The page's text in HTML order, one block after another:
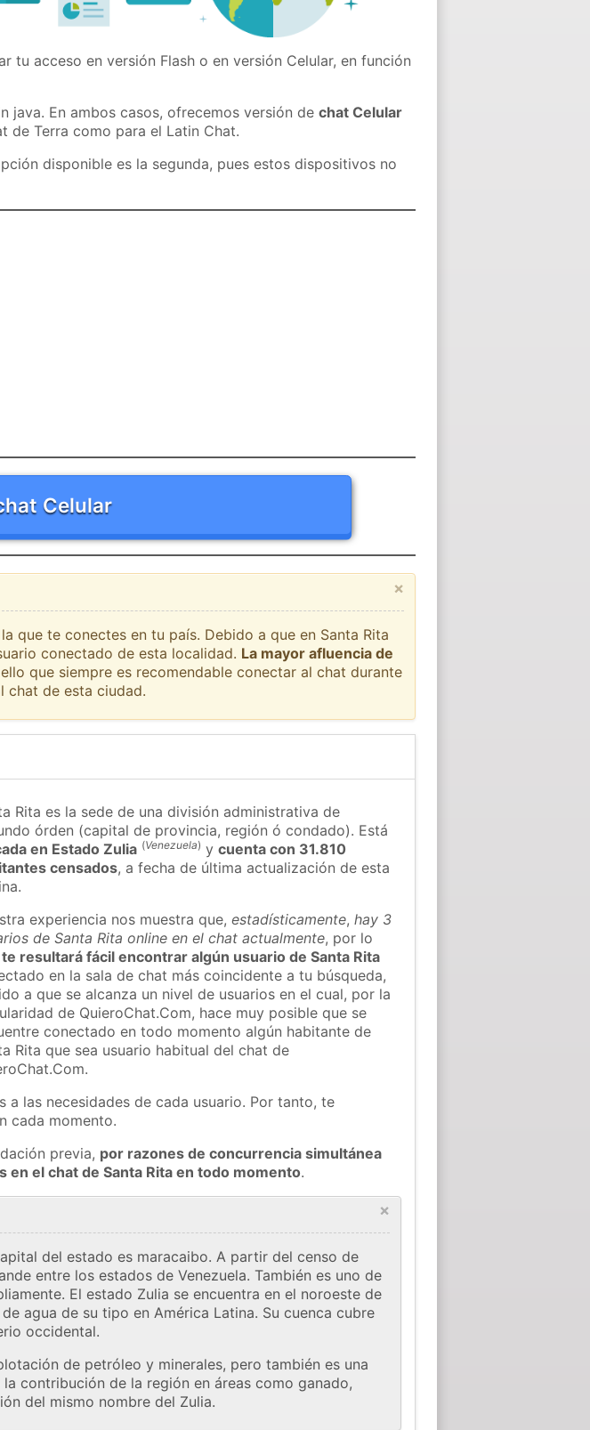
tu acceso en versión Flash o en versión Celular, en función
java. En ambos casos, ofrecemos versión dechat Celular
de Terra como para el Latin Chat.
disponible es la segunda, pues estos dispositivos no
Celular
×
que te conectes en tu país. Debido a que en Santa Rita
conectado de esta localidad. La mayor afluencia de
que siempre es recomendable conectar al chat durante
chat de esta ciudad.
Rita es la sede de una división administrativa de
órden (capital de provincia, región ó condado). Está
en Estado Zulia (Venezuela) ycuenta con 31.810
censados, a fecha de última actualización de esta
experiencia nos muestra que,estadísticamente,hay 3
de Santa Rita online en el chat actualmente, por lo
te resultará fácil encontrar algún usuario de Santa Rita
en la sala de chat más coincidente a tu búsqueda,
a que se alcanza un nivel de usuarios en el cual, por la
de QuieroChat.Com, hace muy posible que se
conectado en todo momento algún habitante de
Rita que sea usuario habitual del chat de
a las necesidades de cada usuario. Por tanto, te
cada momento.
previa, por razones de concurrencia simultánea
el chat de Santa Rita en todo momento.
×
del estado es maracaibo. A partir del censo de
entre los estados de Venezuela. También es uno de
El estado Zulia se encuentra en el noroeste de
agua de su tipo en América Latina. Su cuenca cubre
occidental.
de petróleo y minerales, pero también es una
contribución de la región en áreas como ganado,
del mismo nombre del Zulia.